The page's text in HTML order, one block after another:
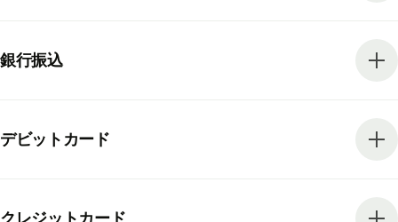
銀行振込
デビットカード
クレジットカード